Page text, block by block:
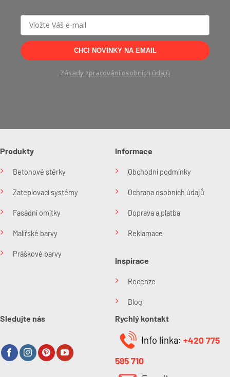
CHCI NOVINKY NA EMAIL
Zásady zpracování osobních údajů
Produkty
Betonové stěrky
Zateplovací systémy
Fasádní omítky
Malířské barvy
Práškové barvy
Informace
Obchodní podmínky
Ochrana osobních údajů
Doprava a platba
Reklamace
Inspirace
Recenze
Blog
Sledujte nás Rychlý kontakt
Info linka: +420 775
595 710